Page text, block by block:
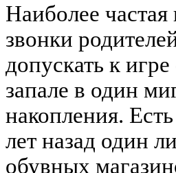
Наиболее
звонки
допускать к
запале в один
накопления.
лет назад один
обувных